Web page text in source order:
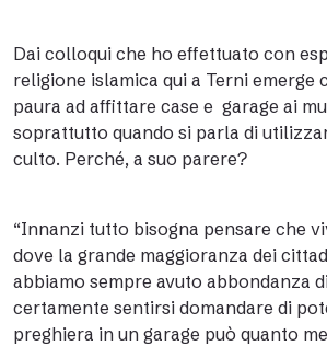
Dai colloqui che ho effettuato con
religione islamica qui a Terni emerge
paura ad affittare case e garage ai
soprattutto quando si parla di
culto. Perché, a suo parere?
“Innanzi tutto bisogna pensare che
dove la grande maggioranza dei
abbiamo sempre avuto abbondanza
certamente sentirsi domandare di
preghiera in un garage può quanto